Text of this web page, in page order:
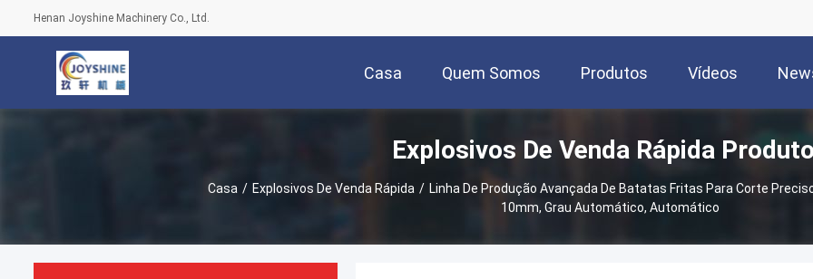
Henan Joyshine Machinery Co., Ltd.
Casa Quem Somos Produtos Vídeos
Explosivos De Venda Rápida
Casa / Explosivos De Venda Rápida / Linha De Produção Avançada De Batatas Fritas Para Corte
10mm, Grau Automático, Automático